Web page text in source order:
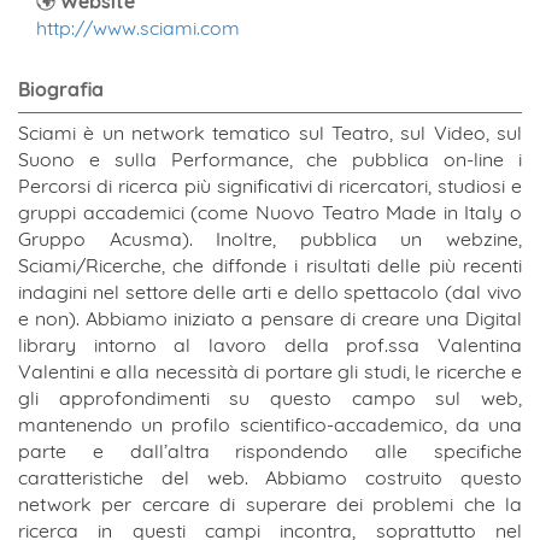
http://www.sciami.com
Biografia
Sciami è un network tematico sul Teatro, sul Video, sul
Suono e sulla Performance, che pubblica on-line i
Percorsi di ricerca più significativi di ricercatori, studiosi e
gruppi accademici (come Nuovo Teatro Made in Italy o
Gruppo Acusma). Inoltre, pubblica un webzine,
Sciami/Ricerche, che diffonde i risultati delle più recenti
indagini nel settore delle arti e dello spettacolo (dal vivo
e non). Abbiamo iniziato a pensare di creare una Digital
library intorno al lavoro della prof.ssa Valentina
Valentini e alla necessità di portare gli studi, le ricerche e
gli approfondimenti su questo campo sul web,
mantenendo un profilo scientifico-accademico, da una
parte e dall’altra rispondendo alle specifiche
caratteristiche del web. Abbiamo costruito questo
network per cercare di superare dei problemi che la
ricerca in questi campi incontra, soprattutto nel